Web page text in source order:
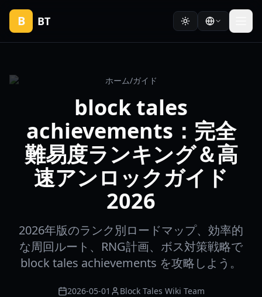
B BT
ホーム/ガイド
block tales
achievements：完全
難易度ランキング＆高
速アンロックガイド
2026
2026年版のランク別ロードマップ、効率的
な周回ルート、RNG計画、ボス対策戦略で
block tales achievements を攻略しよう。
2026-05-01 Block Tales Wiki Team